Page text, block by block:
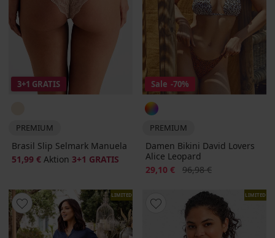
3+1 GRATIS
PREMIUM
Brasil Slip Selmark Manuela
51,99 € Aktion 3+1 GRATIS
Sale -70%
PREMIUM
Damen Bikini David Lovers
Alice Leopard
Rabatt
29,10 € Alter Preis
96,98 €
LIMITED LIMITED